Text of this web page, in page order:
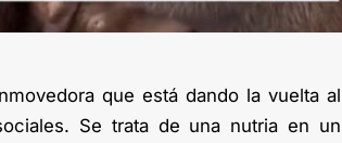
que está dando la vuelta al
Se trata de una nutria en un